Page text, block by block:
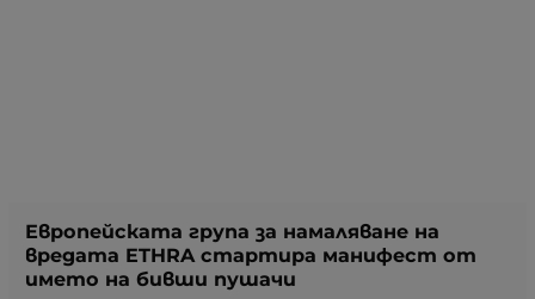
Европейската група за намаляване на
вредата ETHRA стартира манифест от
името на бивши пушачи